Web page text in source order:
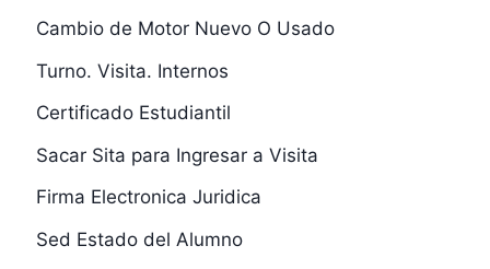
Cambio de Motor Nuevo O Usado
Turno. Visita. Internos
Certificado Estudiantil
Sacar Sita para Ingresar a Visita
Firma Electronica Juridica
Sed Estado del Alumno